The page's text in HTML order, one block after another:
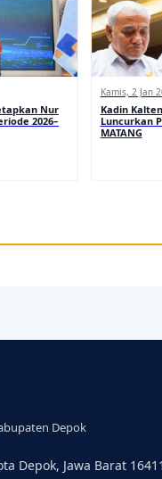
Nur
2026–
Kamis, 2 Jan
Kadin
Luncurkan
MATANG
Depok
Depok, Jawa Barat 16411